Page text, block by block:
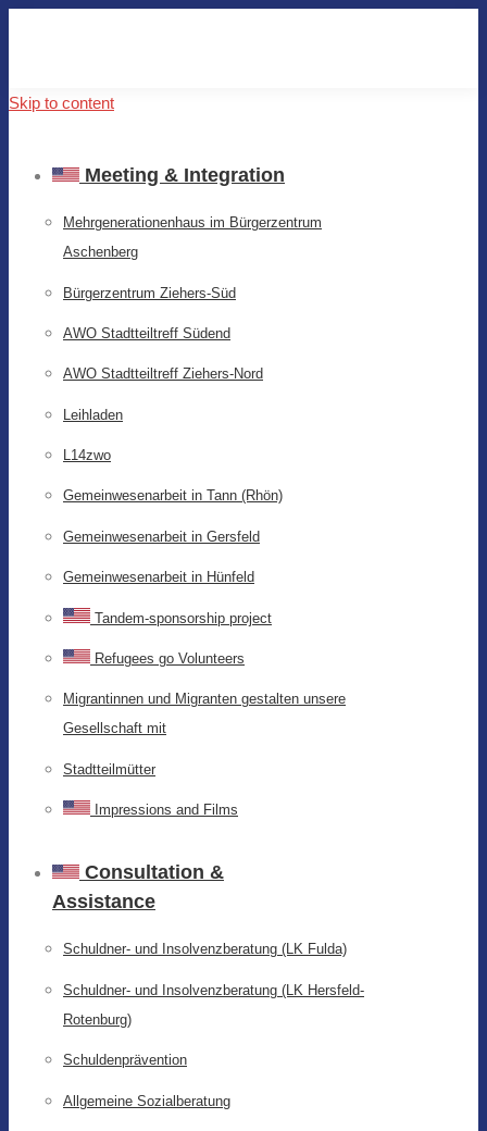
Skip to content
Meeting & Integration
Mehrgenerationenhaus im Bürgerzentrum
Aschenberg
Bürgerzentrum Ziehers-Süd
AWO Stadtteiltreff Südend
AWO Stadtteiltreff Ziehers-Nord
Leihladen
L14zwo
Gemeinwesenarbeit in Tann (Rhön)
Gemeinwesenarbeit in Gersfeld
Gemeinwesenarbeit in Hünfeld
Tandem-sponsorship project
Refugees go Volunteers
Migrantinnen und Migranten gestalten unsere
Gesellschaft mit
Stadtteilmütter
Impressions and Films
Consultation &
Assistance
Schuldner- und Insolvenzberatung (LK Fulda)
Schuldner- und Insolvenzberatung (LK Hersfeld-
Rotenburg)
Schuldenprävention
Allgemeine Sozialberatung